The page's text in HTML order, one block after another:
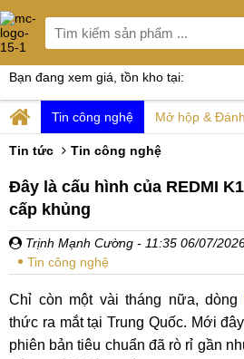
Bạn đang xem giá, tồn kho tại:
Tin công nghệ Mở hộp &
Tin tức Tin công nghệ
Đây là cấu hình của REDMI
cấp khủng
Trịnh Mạnh Cường - 11:35 06/07/
Tin công nghệ
Chỉ còn một vài tháng nữa, dòng
thức ra mắt tại Trung Quốc. Mới
phiên bản tiêu chuẩn đã rò rỉ gần